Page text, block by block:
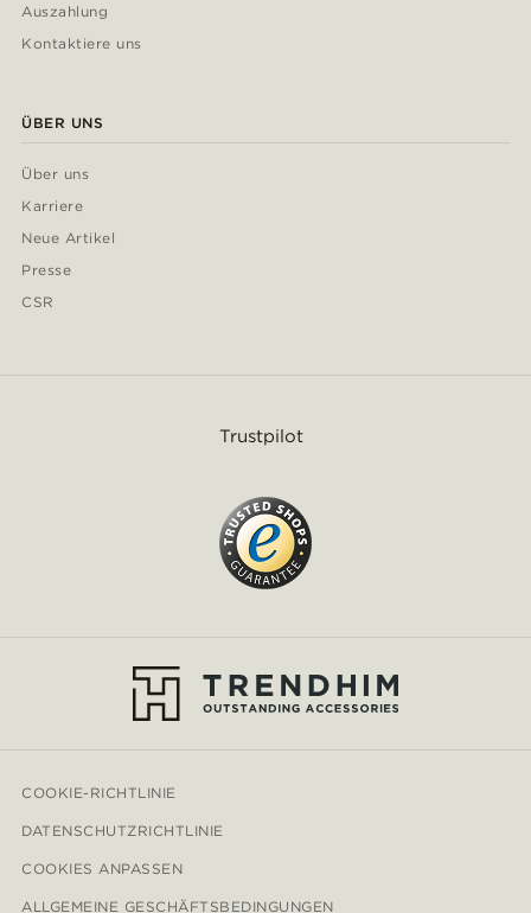
Auszahlung
Kontaktiere uns
ÜBER UNS
Über uns
Karriere
Neue Artikel
Presse
CSR
Trustpilot
COOKIE-RICHTLINIE
DATENSCHUTZRICHTLINIE
COOKIES ANPASSEN
ALLGEMEINE GESCHÄFTSBEDINGUNGEN